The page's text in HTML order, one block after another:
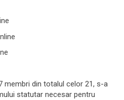
membri din totalul celor 21, s-a
statutar necesar pentru